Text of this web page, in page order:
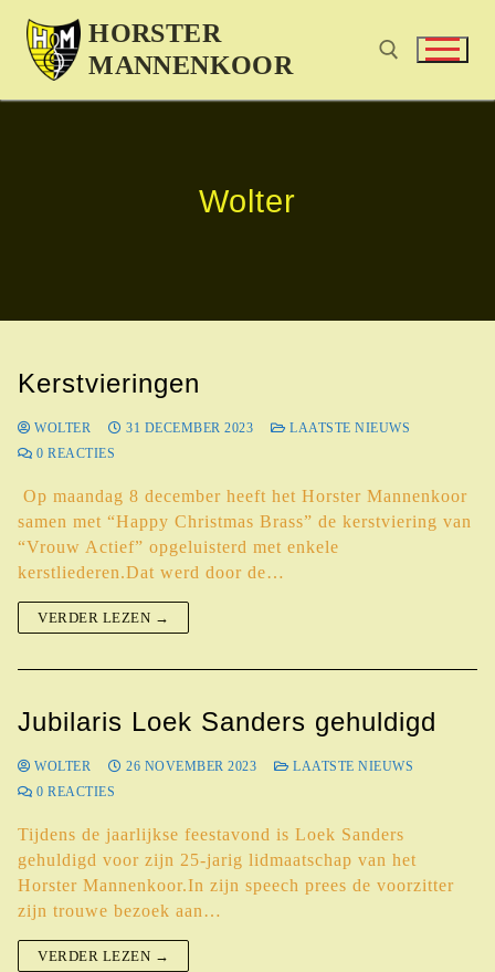
HORSTER
MANNENKOOR
Wolter
Kerstvieringen
WOLTER 31 DECEMBER 2023
LAATSTE NIEUWS
0 REACTIES
Op maandag 8 december heeft het Horster Mannenkoor
samen met “Happy Christmas Brass” de kerstviering van
“Vrouw Actief” opgeluisterd met enkele
kerstliederen.Dat werd door de…
VERDER LEZEN →
Jubilaris Loek Sanders gehuldigd
WOLTER 26 NOVEMBER 2023
LAATSTE NIEUWS
0 REACTIES
Tijdens de jaarlijkse feestavond is Loek Sanders
gehuldigd voor zijn 25-jarig lidmaatschap van het
Horster Mannenkoor.In zijn speech prees de voorzitter
zijn trouwe bezoek aan…
VERDER LEZEN →